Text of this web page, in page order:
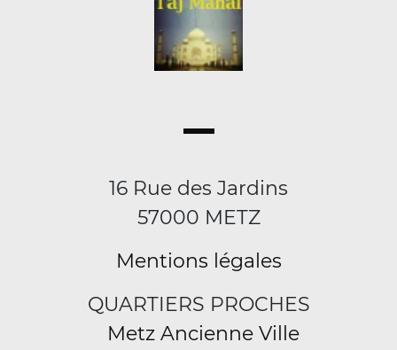
16 Rue des Jardins
57000 METZ
Mentions légales
QUARTIERS PROCHES
Metz Ancienne Ville